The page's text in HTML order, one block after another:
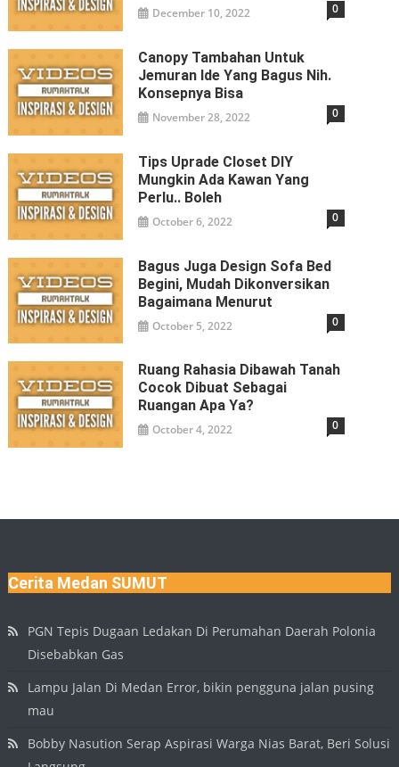
December 10, 2022 0
Canopy Tambahan Untuk
Jemuran Ide Yang Bagus Nih.
Konsepnya Bisa
November 28, 2022 0
Tips Uprade Closet DIY
Mungkin Ada Kawan Yang
Perlu.. Boleh
October 6, 2022 0
Bagus Juga Design Sofa Bed
Begini, Mudah Dikonversikan
Bagaimana Menurut
October 5, 2022 0
Ruang Rahasia Dibawah Tanah
Cocok Dibuat Sebagai
Ruangan Apa Ya?
October 4, 2022 0
Cerita Medan SUMUT
PGN Tepis Dugaan Ledakan Di Perumahan Daerah Polonia
Disebabkan Gas
Lampu Jalan Di Medan Error, bikin pengguna jalan pusing
mau
Bobby Nasution Serap Aspirasi Warga Nias Barat, Beri Solusi